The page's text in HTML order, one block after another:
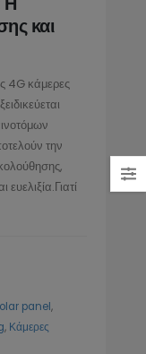
και
4G κάμερες
την
panel,
, Κάμερες
Ασφάλειας
Τα πλεονεκτήματα μιας 4g
κάμερας και μιας κάμερας
ηλιακό πάνελ